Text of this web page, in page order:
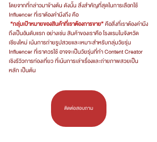
โดยจากที่กล่าวมาข้างต้น ดังนั้น สิ่งสำคัญที่สุดในการเลือกใช้
Influencer ที่เราต้องคำนึงถึง คือ
“กลุ่มเป้าหมายของสินค้าที่เราต้องการขาย” คือสิ่งที่เราต้องคำนึง
ถึงเป็นอันดับแรก อย่างเช่น สินค้าของเราคือ โรงแรมในจังหวัด
เชียงใหม่ เน้นการถ่ายรูปสวยและเหมาะสำหรับกลุ่มวัยรุ่น
Influencer ที่เราควรใช้ อาจจะเป็นวัยรุ่นที่ทำ Content Creator
เชิงรีวิวการท่องเที่ยว ที่เน้นการเล่าเรื่องและถ่ายภาพสวยเป็น
หลัก เป็นต้น
ติดต่อสอบถาม